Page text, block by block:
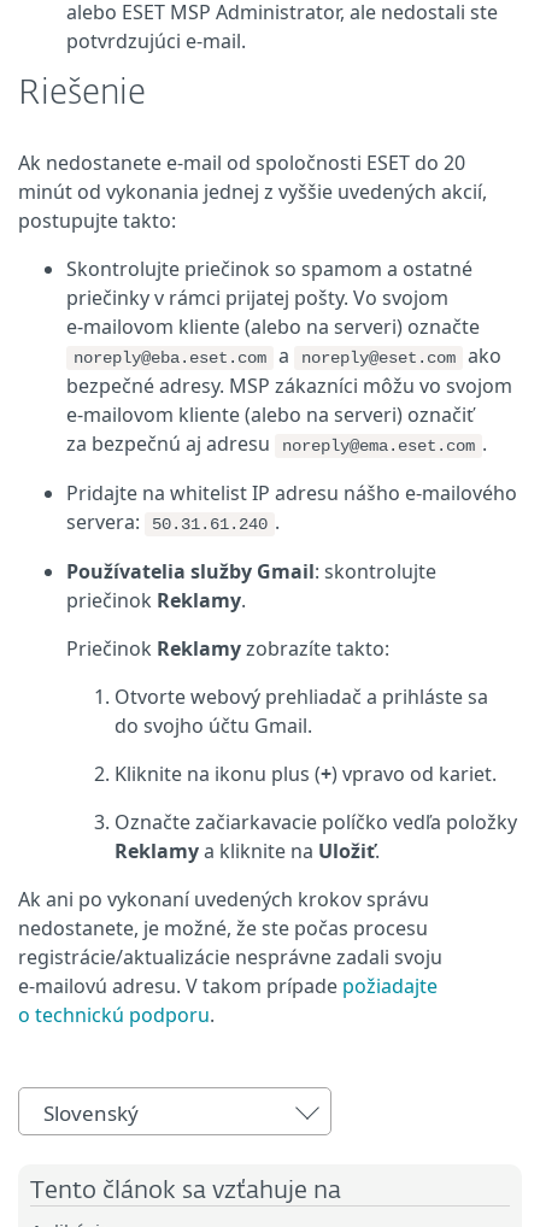
alebo ESET MSP Administrator, ale nedostali ste
potvrdzujúci e‑mail.
Riešenie
Ak nedostanete e‑mail od spoločnosti ESET do 20
minút od vykonania jednej z vyššie uvedených akcií,
postupujte takto:
Skontrolujte priečinok so spamom a ostatné
priečinky v rámci prijatej pošty. Vo svojom
e‑mailovom kliente (alebo na serveri) označte
noreply@eba.eset.com a noreply@eset.com
ako
bezpečné adresy. MSP zákazníci môžu vo svojom
e‑mailovom kliente (alebo na serveri) označiť
za bezpečnú aj adresu
noreply@ema.eset.com .
Pridajte na whitelist IP adresu nášho e‑mailového
servera:
50.31.61.240 .
Používatelia služby Gmail: skontrolujte
priečinok Reklamy.
Priečinok Reklamyzobrazíte takto:
Otvorte webový prehliadač a prihláste sa
do svojho účtu Gmail.
Kliknite na ikonu plus (+) vpravo od kariet.
Označte začiarkavacie políčko vedľa položky
Reklamya kliknite na Uložiť.
Ak ani po vykonaní uvedených krokov správu
nedostanete, je možné, že ste počas procesu
registrácie/aktualizácie nesprávne zadali svoju
e‑mailovú adresu. V takom prípade požiadajte
o technickú podporu.
Slovenský
Tento článok sa vzťahuje na